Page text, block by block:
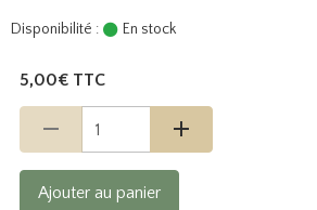
Disponibilité : En stock
5,00€ TTC
Ajouter au panier